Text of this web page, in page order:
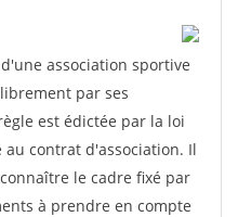
association sportive
par ses
est édictée par la loi
contrat d'association. Il
le cadre fixé par
à prendre en compte